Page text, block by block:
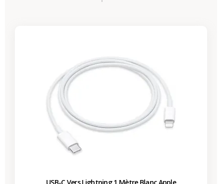
USB-C Vers Lightning 1 Mètre Blanc Apple